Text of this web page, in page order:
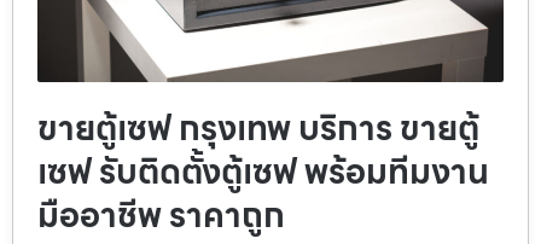
ขายตู้เซฟ กรุงเทพ บริการ ขายตู้
เซฟ รับติดตั้งตู้เซฟ พร้อมทีมงาน
มืออาชีพ ราคาถูก